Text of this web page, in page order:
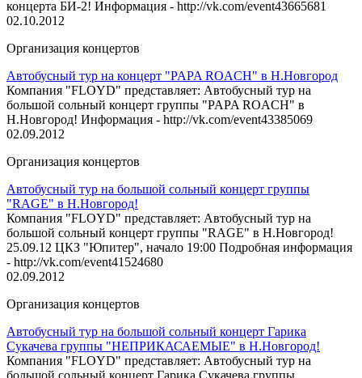
концерта БИ-2! Информация - http://vk.com/event43665681
02.10.2012
Организация концертов
Автобусный тур на концерт "PAPA ROACH" в Н.Новгород
Компания "FLOYD" представляет: Автобусный тур на
большой сольный концерт группы "PAPA ROACH" в
Н.Новгород! Информация - http://vk.com/event43385069
02.09.2012
Организация концертов
Автобусный тур на большой сольный концерт группы
"RAGE" в Н.Новгород!
Компания "FLOYD" представляет: Автобусный тур на
большой сольный концерт группы "RAGE" в Н.Новгород!
25.09.12 ЦКЗ "Юпитер", начало 19:00 Подробная информация
- http://vk.com/event41524680
02.09.2012
Организация концертов
Автобусный тур на большой сольный концерт Гарика
Сукачева группы "НЕПРИКАСАЕМЫЕ" в Н.Новгород!
Компания "FLOYD" представляет: Автобусный тур на
большой сольный концерт Гарика Сукачева группы